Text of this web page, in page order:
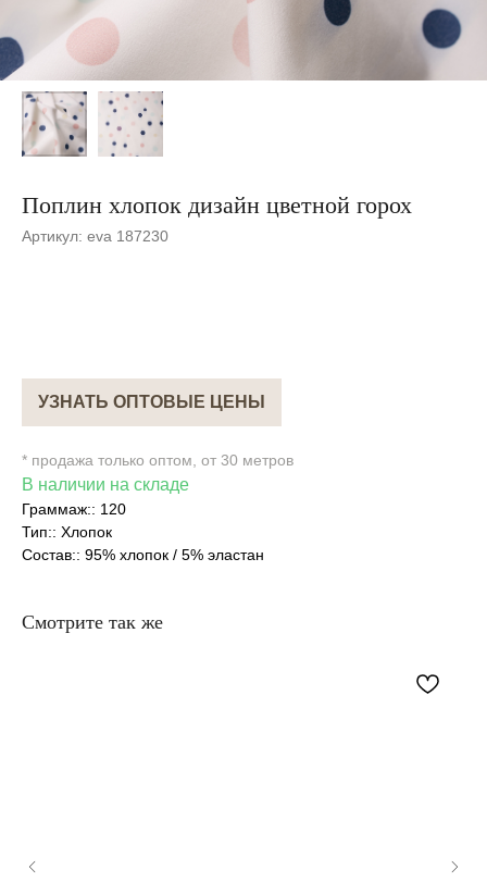
Поплин хлопок дизайн цветной горох
Артикул: eva 187230
УЗНАТЬ ОПТОВЫЕ ЦЕНЫ
* продажа только оптом, от 30 метров
В наличии на складе
Граммаж:: 120
Тип:: Хлопок
Состав:: 95% хлопок / 5% эластан
Смотрите так же